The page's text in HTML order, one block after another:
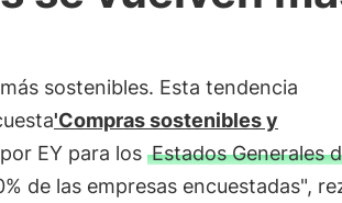
sostenibles. Esta tendencia
'Compras sostenibles y
EY para los Estados Generales
de las empresas encuestadas",